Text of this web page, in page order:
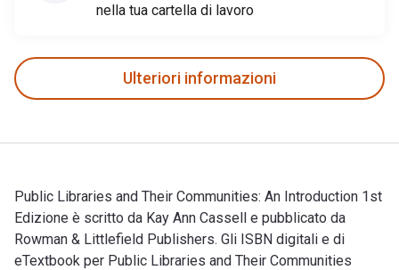
nella tua cartella di lavoro
Ulteriori informazioni
Public Libraries and Their Communities: An Introduction 1st
Edizione è scritto da Kay Ann Cassell e pubblicato da
Rowman & Littlefield Publishers. Gli ISBN digitali e di
eTextbook per Public Libraries and Their Communities